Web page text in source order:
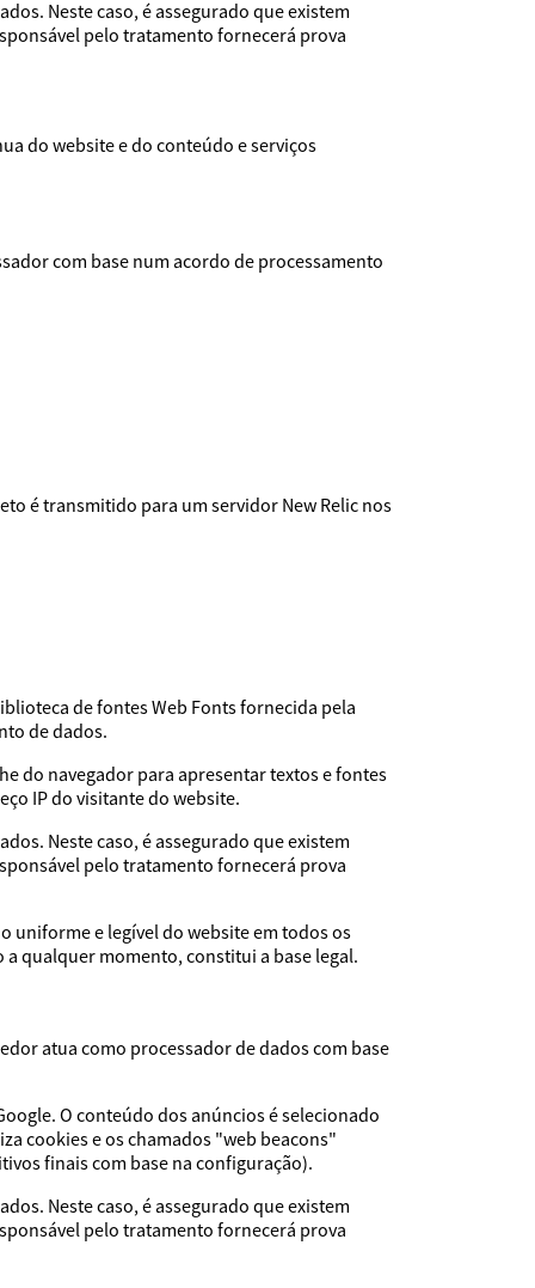
Neste caso, é assegurado que existem
pelo tratamento fornecerá prova
do website e do conteúdo e serviços
com base num acordo de processamento
é transmitido para um servidor New Relic nos
de fontes Web Fonts fornecida pela
de dados.
do navegador para apresentar textos e fontes
IP do visitante do website.
Neste caso, é assegurado que existem
pelo tratamento fornecerá prova
uniforme e legível do website em todos os
qualquer momento, constitui a base legal.
atua como processador de dados com base
O conteúdo dos anúncios é selecionado
cookies e os chamados "web beacons"
finais com base na configuração).
Neste caso, é assegurado que existem
pelo tratamento fornecerá prova